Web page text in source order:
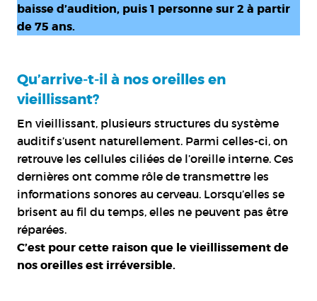
baisse d’audition, puis 1 personne sur 2 à partir
de 75 ans.
Qu’arrive-t-il à nos oreilles en
vieillissant?
En vieillissant, plusieurs structures du système
auditif s’usent naturellement. Parmi celles-ci, on
retrouve les cellules ciliées de l’oreille interne. Ces
dernières ont comme rôle de transmettre les
informations sonores au cerveau. Lorsqu’elles se
brisent au fil du temps, elles ne peuvent pas être
réparées.
C’est pour cette raison que le vieillissement de
nos oreilles est irréversible.